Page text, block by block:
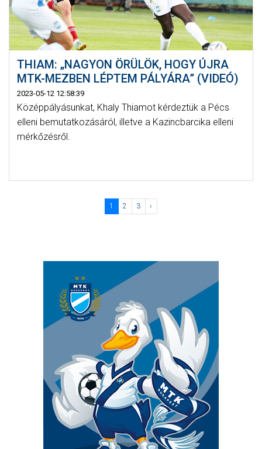
THIAM: „NAGYON ÖRÜLÖK, HOGY ÚJRA
MTK-MEZBEN LÉPTEM PÁLYÁRA” (VIDEÓ)
2023-05-12 12:58:39
Középpályásunkat, Khaly Thiamot kérdeztük a Pécs
elleni bemutatkozásáról, illetve a Kazincbarcika elleni
mérkőzésről.
1 2 3 ›